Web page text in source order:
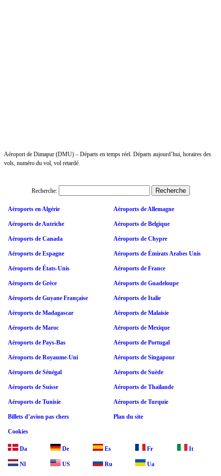
Aéroport de Dimapur (DMU) – Départs en temps réel. Départs aujourd’hui, horaires des
vols, numéro du vol, vol retardé.
Recherche:
Aéroports en Algérie Aéroports de Allemagne
Aéroports de Autriche Aéroports de Belgique
Aéroports de Canada Aéroports de Chypre
Aéroports de Espagne Aéroports de Émirats Arabes Unis
Aéroports de États-Unis Aéroports de France
Aéroports de Grèce Aéroports de Guadeloupe
Aéroports de Guyane Française Aéroports de Italie
Aéroports de Madagascar Aéroports de Malaisie
Aéroports de Maroc Aéroports de Mexique
Aéroports de Pays-Bas Aéroports de Portugal
Aéroports de Royaume-Uni Aéroports de Singapour
Aéroports de Sénégal Aéroports de Suède
Aéroports de Suisse Aéroports de Thaïlande
Aéroports de Tunisie Aéroports de Turquie
Billets d’avion pas chers Plan du site
Cookies
Da De Es Fr It
Nl US Ru Ua